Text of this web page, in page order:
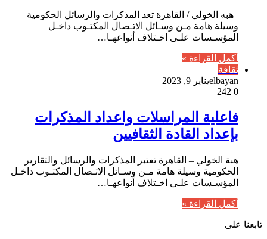
هبه الخولي / القاهرة تعد المذكرات والرسائل الحكومية
وسيلة هامة مـن وسـائل الاتـصال المكتـوب داخـل
المؤسـسات علـى اخـتلاف أنواعهـا…
أكمل القراءة »
ثقافة
elbayanيناير 9, 2023
0
فاعلية المراسلات واعداد المذكرات
بإعداد القادة الثقافيين
هبة الخولي – القاهرة تعتبر المذكرات والرسائل والتقارير
الحكومية وسيلة هامة مـن وسـائل الاتـصال المكتـوب داخـل
المؤسـسات علـى اخـتلاف أنواعهـا…
أكمل القراءة »
تابعنا على